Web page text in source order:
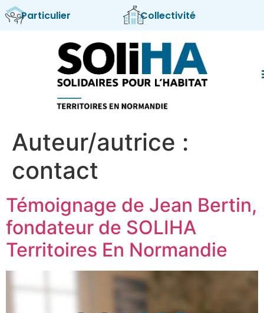
Particulier Collectivité
Auteur/autrice :
contact
Témoignage de Jean Bertin,
fondateur de SOLIHA
Territoires En Normandie